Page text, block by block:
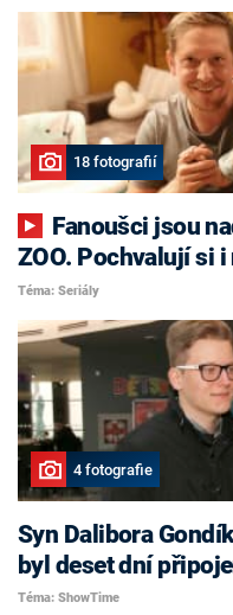
18 fotografií
ZOO. Pochvalují si
Téma: Seriály
4 fotografie
Syn Dalibora
byl deset dní
Téma: ShowTime